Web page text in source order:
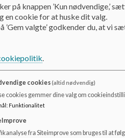
i forhold til
Skolelederen vurderer
sted i valgfagstimer, eller –
er afsat til understøttende
forsvarligt, at en elev i
hvilke dele af skoledagen
Fritagelsen kan alene gives
enkelte elev. Denne
forsvarligt i forhold til den
afhænger af en konkret
på knappen ’Kun nødvendige,’
en cookie for at huske dit valg.
’Gem valgte’ godkender du, at vi
.
cookies(altid nødvendig)
cookies gemmer dine valg om
: Funktionalitet
fra Siteimprove som bruges til at